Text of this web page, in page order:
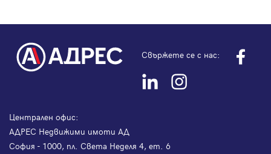
Свържете се с нас:
Централен офис:
АДРЕС Недвижими имоти АД
София - 1000, пл. Света Неделя 4, ет. 6